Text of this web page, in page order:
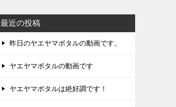
最近の投稿
昨日のヤエヤマボタルの動画です。
ヤエヤマボタルの動画です
ヤエヤマボタルは絶好調です！